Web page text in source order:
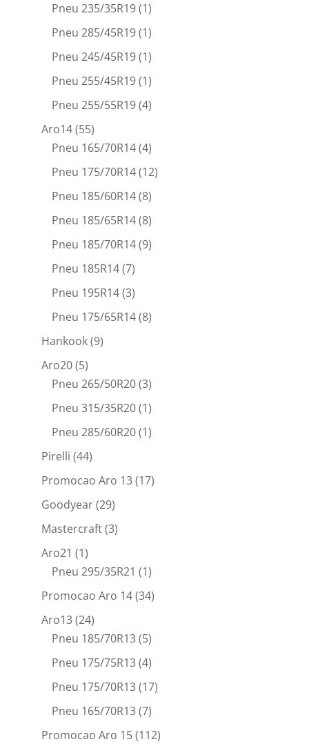
Pneu 235/35R19(1)
Pneu 285/45R19(1)
Pneu 245/45R19(1)
Pneu 255/45R19(1)
Pneu 255/55R19(4)
Aro14(55)
Pneu 165/70R14(4)
Pneu 175/70R14(12)
Pneu 185/60R14(8)
Pneu 185/65R14(8)
Pneu 185/70R14(9)
Pneu 185R14(7)
Pneu 195R14(3)
Pneu 175/65R14(8)
Hankook(9)
Aro20(5)
Pneu 265/50R20(3)
Pneu 315/35R20(1)
Pneu 285/60R20(1)
Pirelli (44)
Promocao Aro 13(17)
Goodyear(29)
Mastercraft(3)
Aro21 (1)
Pneu 295/35R21 (1)
Promocao Aro 14(34)
Aro13(24)
Pneu 185/70R13(5)
Pneu 175/75R13(4)
Pneu 175/70R13(17)
Pneu 165/70R13(7)
Promocao Aro 15(112)